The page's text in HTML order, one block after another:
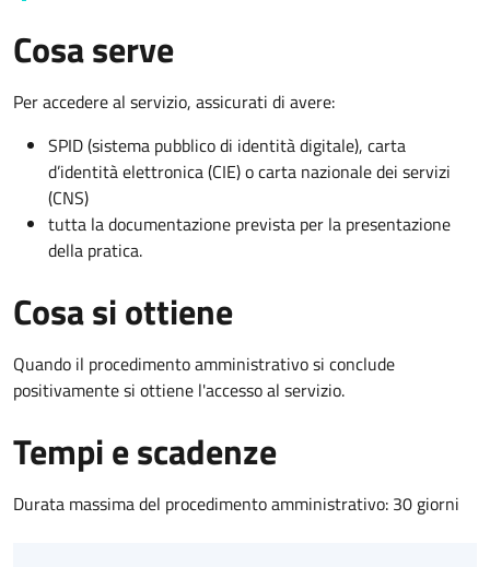
Cosa serve
Per accedere al servizio, assicurati di avere:
SPID (sistema pubblico di identità digitale), carta
d’identità elettronica (CIE) o carta nazionale dei servizi
(CNS)
tutta la documentazione prevista per la presentazione
della pratica.
Cosa si ottiene
Quando il procedimento amministrativo si conclude
positivamente si ottiene l'accesso al servizio.
Tempi e scadenze
Durata massima del procedimento amministrativo: 30 giorni